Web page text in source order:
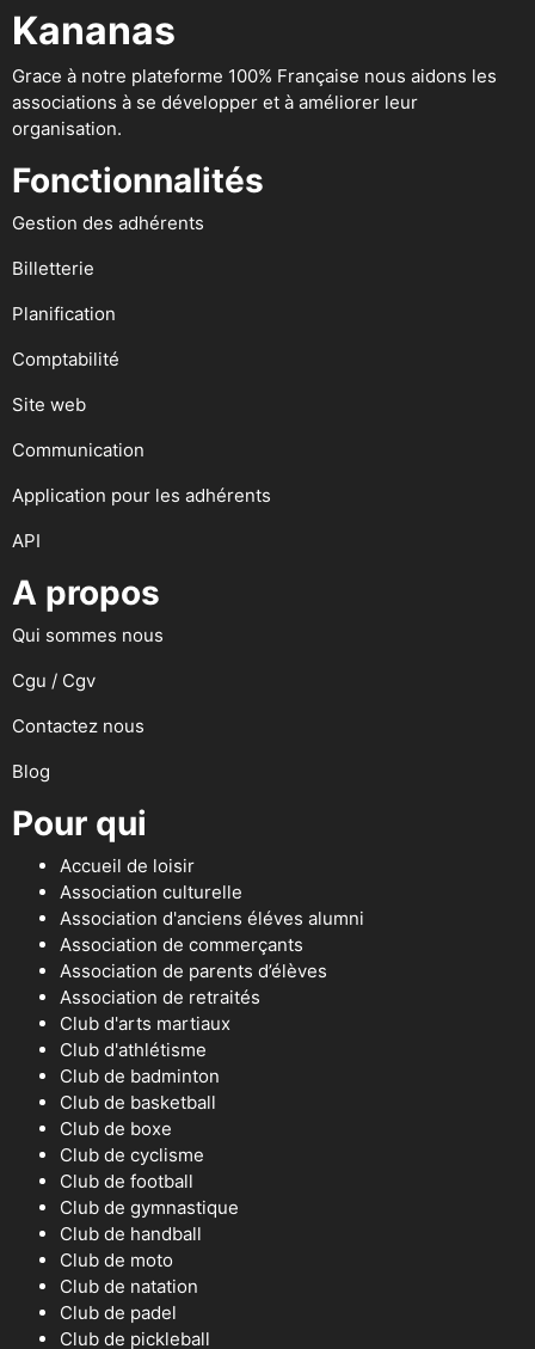
Kananas
Grace à notre plateforme 100% Française nous aidons les
associations à se développer et à améliorer leur
organisation.
Fonctionnalités
Gestion des adhérents
Billetterie
Planification
Comptabilité
Site web
Communication
Application pour les adhérents
API
A propos
Qui sommes nous
Cgu / Cgv
Contactez nous
Blog
Pour qui
Accueil de loisir
Association culturelle
Association d'anciens éléves alumni
Association de commerçants
Association de parents d’élèves
Association de retraités
Club d'arts martiaux
Club d'athlétisme
Club de badminton
Club de basketball
Club de boxe
Club de cyclisme
Club de football
Club de gymnastique
Club de handball
Club de moto
Club de natation
Club de padel
Club de pickleball